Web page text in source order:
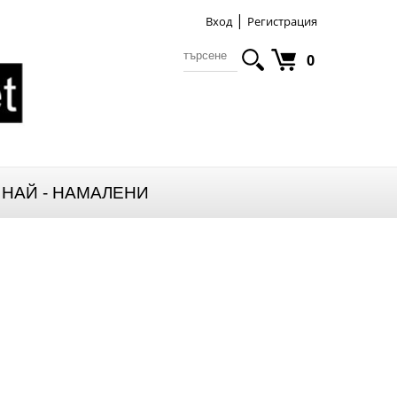
Вход| Регистрация
0
НАЙ - НАМАЛЕНИ